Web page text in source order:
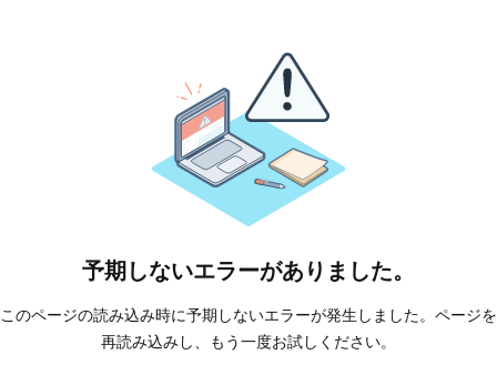
予期しないエラーがありました。
このページの読み込み時に予期しないエラーが発生しました。ページを
再読み込みし、もう一度お試しください。